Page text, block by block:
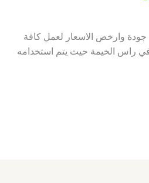
باعلى جودة وارخص الاسعار لعمل كافة
في راس الخيمة حيث يتم استخدامه